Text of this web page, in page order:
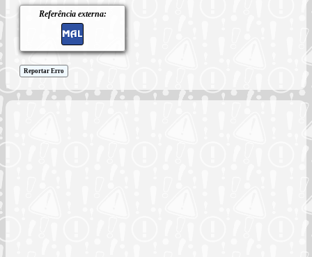
Referência externa:
Reportar Erro